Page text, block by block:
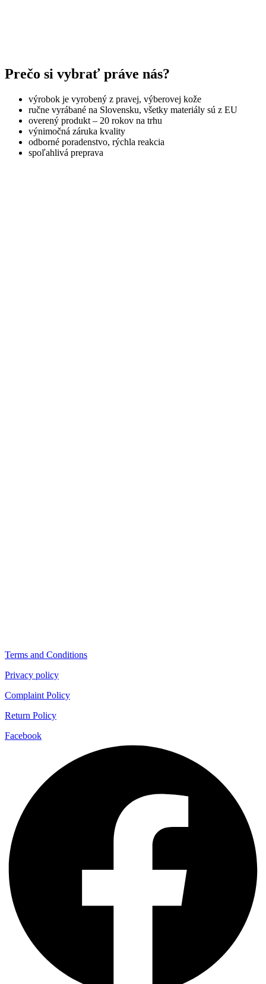
Prečo si vybrať práve nás?
výrobok je vyrobený z pravej, výberovej kože
ručne vyrábané na Slovensku, všetky materiály sú z EU
overený produkt – 20 rokov na trhu
výnimočná záruka kvality
odborné poradenstvo, rýchla reakcia
spoľahlivá preprava
Terms and Conditions
Privacy policy
Complaint Policy
Return Policy
Facebook